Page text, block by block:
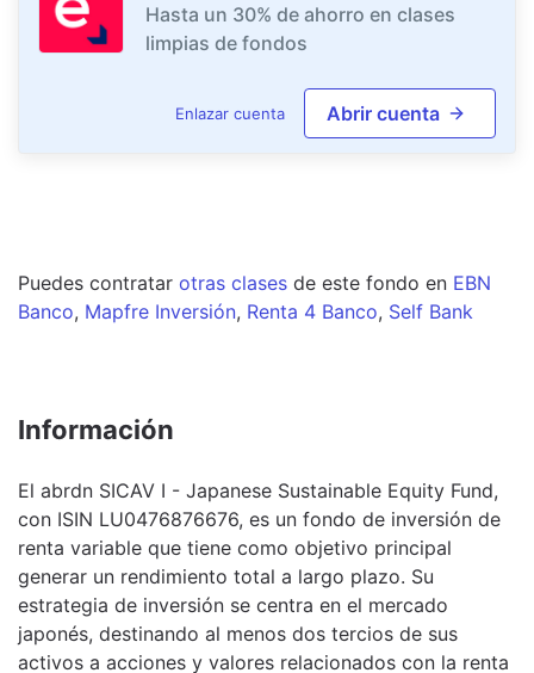
Hasta un 30% de ahorro en clases
limpias de fondos
Enlazar cuenta Abrir cuenta
Puedes contratar otras clases de este fondo en EBN
Banco, Mapfre Inversión, Renta 4 Banco, Self Bank
Información
El abrdn SICAV I - Japanese Sustainable Equity Fund,
con ISIN LU0476876676, es un fondo de inversión de
renta variable que tiene como objetivo principal
generar un rendimiento total a largo plazo. Su
estrategia de inversión se centra en el mercado
japonés, destinando al menos dos tercios de sus
activos a acciones y valores relacionados con la renta